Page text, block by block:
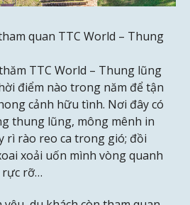
quan TTC World – Thung
TTC World – Thung lũng
điểm nào trong năm để tận
cảnh hữu tình. Nơi đây có
thung lũng, mông mênh in
rì rào reo ca trong gió; đồi
xoải uốn mình vòng quanh
rực rỡ…